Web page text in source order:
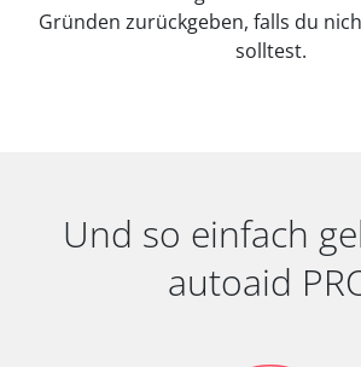
Gründen zurückgeben, falls du
solltest.
Und so einfach
autoaid